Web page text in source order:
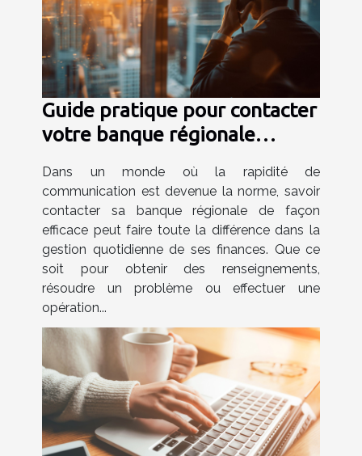
Guide pratique pour contacter
votre banque régionale
Dans un monde où la rapidité de
communication est devenue la norme, savoir
contacter sa banque régionale de façon
efficace peut faire toute la différence dans la
gestion quotidienne de ses finances. Que ce
soit pour obtenir des renseignements,
résoudre un problème ou effectuer une
opération...